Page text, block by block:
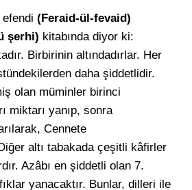
efendi (Feraid-ül-fevaid)
şerhi) kitabında diyor ki:
Birbirinin altındadırlar. Her
daha şiddetlidir.
olan müminler birinci
miktarı yanıp, sonra
Cennete
altı tabakada çeşitli kâfirler
Azâbı en şiddetli olan 7.
yanacaktır. Bunlar, dilleri ile